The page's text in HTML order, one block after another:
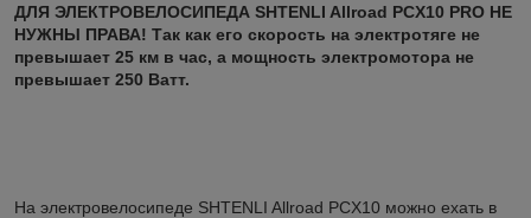
ДЛЯ ЭЛЕКТРОВЕЛОСИПЕДА SHTENLI Allroad PCX10 PRO НЕ
НУЖНЫ ПРАВА! Так как его скорость на электротяге не
превышает 25 км в час, а мощность электромотора не
превышает 250 Ватт.
На электровелосипеде SHTENLI Allroad PCX10 можно ехать в